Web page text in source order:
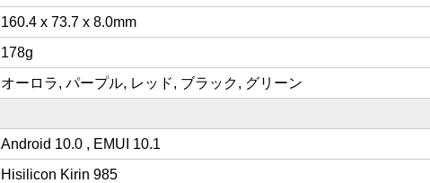
160.4 x 73.7 x 8.0mm
178g
オーロラ, パープル, レッド, ブラック, グリーン
Android 10.0 , EMUI 10.1
Hisilicon Kirin 985